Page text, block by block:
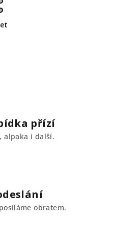
přízí
alpaka i další.
obratem.